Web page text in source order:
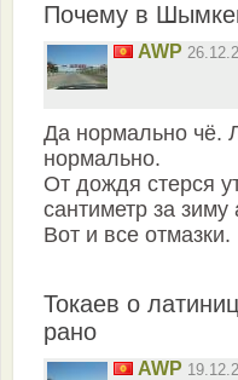
Почему в
AWP
Да нормально чё.
нормально.
От дождя стерся
сантиметр за
Вот и все отмазки.
Токаев о
рано
AWP